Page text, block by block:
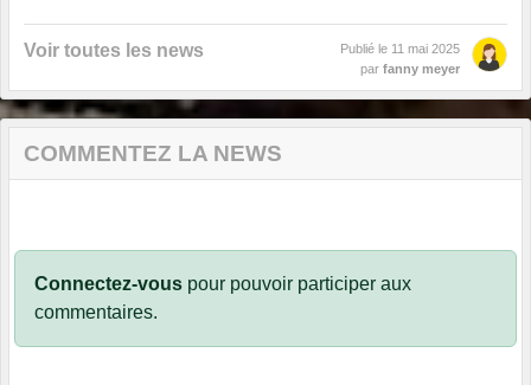
Voir toutes les news Publié le 11 mai 2025
par fanny meyer
COMMENTEZ LA NEWS
Connectez-vous pour pouvoir participer aux
commentaires.